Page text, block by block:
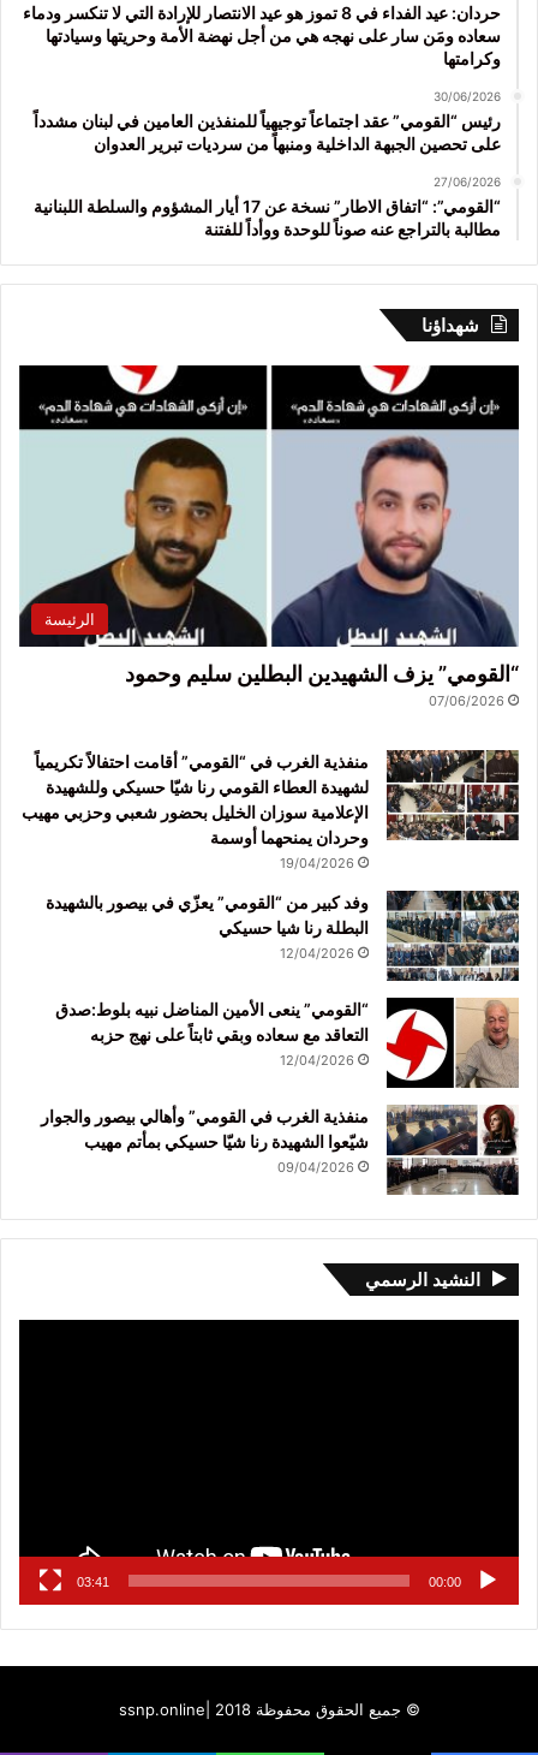
حردان: عيد الفداء في 8 تموز هو عيد الانتصار للإرادة التي لا تنكسر ودماء
سعاده ومَن سار على نهجه هي من أجل نهضة الأمة وحريتها وسيادتها
وكرامتها
30/06/2026
رئيس “القومي” عقد اجتماعاً توجيهياً للمنفذين العامين في لبنان مشدداً
على تحصين الجبهة الداخلية ومنبهاً من سرديات تبرير العدوان
27/06/2026
“القومي”: “اتفاق الاطار” نسخة عن 17 أيار المشؤوم والسلطة اللبنانية
مطالبة بالتراجع عنه صوناً للوحدة ووأداً للفتنة
شهداؤنا
الرئيسة
“القومي” يزف الشهيدين البطلين سليم وحمود
07/06/2026
منفذية الغرب في “القومي” أقامت احتفالاً تكريمياً
لشهيدة العطاء القومي رنا شيّا حسيكي وللشهيدة
الإعلامية سوزان الخليل بحضور شعبي وحزبي مهيب
وحردان يمنحهما أوسمة
19/04/2026
وفد كبير من “القومي” يعزّي في بيصور بالشهيدة
البطلة رنا شيا حسيكي
12/04/2026
“القومي” ينعى الأمين المناضل نبيه بلوط:صدق
التعاقد مع سعاده وبقي ثابتاً على نهج حزبه
12/04/2026
منفذية الغرب في القومي” وأهالي بيصور والجوار
شيّعوا الشهيدة رنا شيّا حسيكي بمأتم مهيب
09/04/2026
النشيد الرسمي
00:00
03:41
© جميع الحقوق محفوظة 2018 | ssnp.online